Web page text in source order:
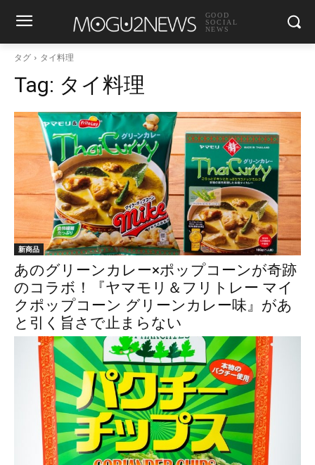
GOOD
SOCIAL
NEWS
タグ タイ料理
Tag: タイ料理
新商品
あのグリーンカレー×ポップコーンが奇跡
のコラボ！『ヤマモリ＆フリトレー マイ
クポップコーン グリーンカレー味』があ
と引く旨さで止まらない